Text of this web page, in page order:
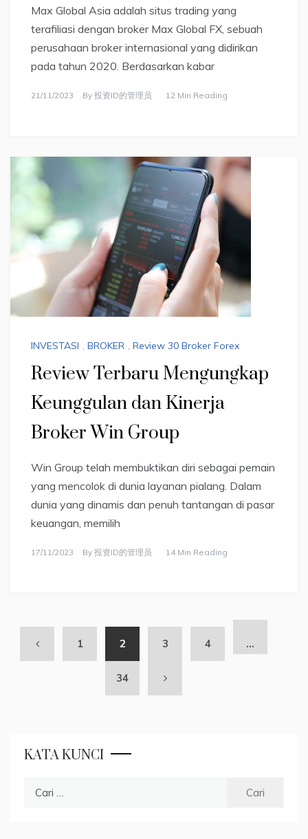
Max Global Asia adalah situs trading yang
terafiliasi dengan broker Max Global FX, sebuah
perusahaan broker internasional yang didirikan
pada tahun 2020. Berdasarkan kabar
21/11/2023 By 投资ID的管理员 12 Min Reading
INVESTASI BROKER Review 30 Broker Forex
Review Terbaru Mengungkap
Keunggulan dan Kinerja
Broker Win Group
Win Group telah membuktikan diri sebagai pemain
yang mencolok di dunia layanan pialang. Dalam
dunia yang dinamis dan penuh tantangan di pasar
keuangan, memilih
17/11/2023 By 投资ID的管理员 14 Min Reading
1 2 3 4 …
34
KATA KUNCI